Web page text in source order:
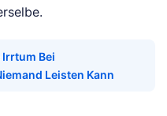
Irrtum Bei
Leisten Kann